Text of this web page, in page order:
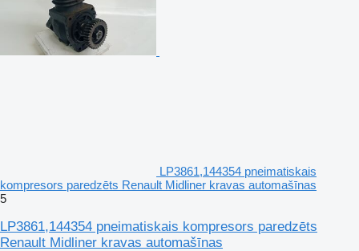
LP3861,144354 pneimatiskais
kompresors paredzēts Renault Midliner kravas automašīnas
5
LP3861,144354 pneimatiskais kompresors paredzēts
Renault Midliner kravas automašīnas